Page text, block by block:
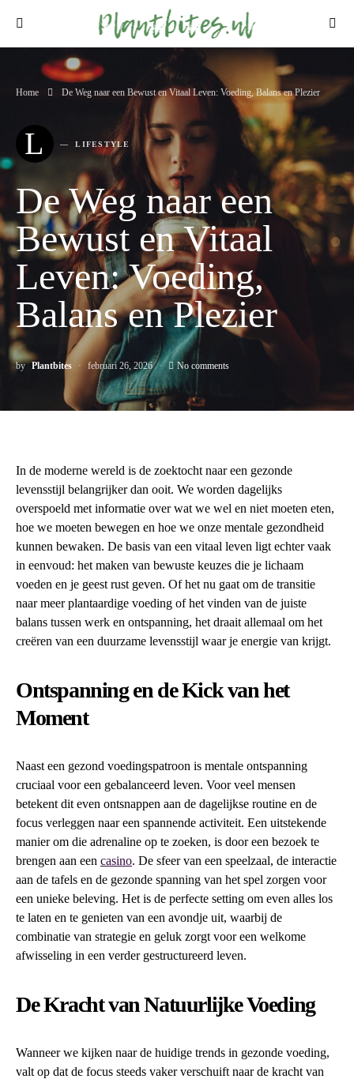
Home De Weg naar een Bewust en Vitaal Leven: Voeding, Balans en Plezier
L LIFESTYLE
De Weg naar een
Bewust en Vitaal
Leven: Voeding,
Balans en Plezier
by Plantbites februari 26, 2026 No comments
In de moderne wereld is de zoektocht naar een gezonde
levensstijl belangrijker dan ooit. We worden dagelijks
overspoeld met informatie over wat we wel en niet moeten eten,
hoe we moeten bewegen en hoe we onze mentale gezondheid
kunnen bewaken. De basis van een vitaal leven ligt echter vaak
in eenvoud: het maken van bewuste keuzes die je lichaam
voeden en je geest rust geven. Of het nu gaat om de transitie
naar meer plantaardige voeding of het vinden van de juiste
balans tussen werk en ontspanning, het draait allemaal om het
creëren van een duurzame levensstijl waar je energie van krijgt.
Ontspanning en de Kick van het
Moment
Naast een gezond voedingspatroon is mentale ontspanning
cruciaal voor een gebalanceerd leven. Voor veel mensen
betekent dit even ontsnappen aan de dagelijkse routine en de
focus verleggen naar een spannende activiteit. Een uitstekende
manier om die adrenaline op te zoeken, is door een bezoek te
brengen aan een casino. De sfeer van een speelzaal, de interactie
aan de tafels en de gezonde spanning van het spel zorgen voor
een unieke beleving. Het is de perfecte setting om even alles los
te laten en te genieten van een avondje uit, waarbij de
combinatie van strategie en geluk zorgt voor een welkome
afwisseling in een verder gestructureerd leven.
De Kracht van Natuurlijke Voeding
Wanneer we kijken naar de huidige trends in gezonde voeding,
valt op dat de focus steeds vaker verschuift naar de kracht van